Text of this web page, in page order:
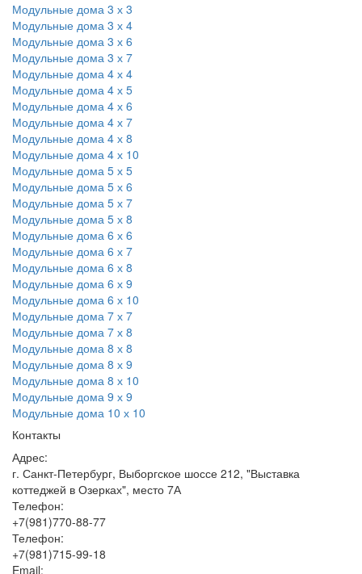
Модульные дома 3 х 3
Модульные дома 3 х 4
Модульные дома 3 х 6
Модульные дома 3 х 7
Модульные дома 4 х 4
Модульные дома 4 х 5
Модульные дома 4 х 6
Модульные дома 4 х 7
Модульные дома 4 х 8
Модульные дома 4 х 10
Модульные дома 5 х 5
Модульные дома 5 х 6
Модульные дома 5 х 7
Модульные дома 5 х 8
Модульные дома 6 х 6
Модульные дома 6 х 7
Модульные дома 6 х 8
Модульные дома 6 х 9
Модульные дома 6 х 10
Модульные дома 7 х 7
Модульные дома 7 х 8
Модульные дома 8 х 8
Модульные дома 8 х 9
Модульные дома 8 х 10
Модульные дома 9 х 9
Модульные дома 10 х 10
Контакты
Адрес:
г. Санкт-Петербург, Выборгское шоссе 212, "Выставка
коттеджей в Озерках", место 7А
Телефон:
+7(981)770-88-77
Телефон:
+7(981)715-99-18
Email: